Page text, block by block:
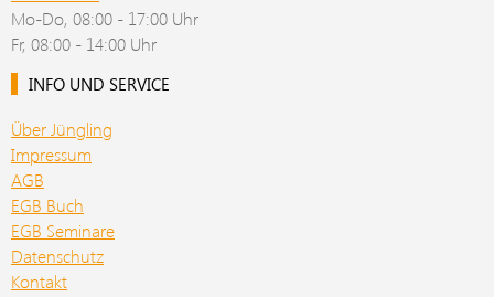
Mo-Do, 08:00 - 17:00 Uhr
Fr, 08:00 - 14:00 Uhr
INFO UND SERVICE
Über Jüngling
Impressum
AGB
EGB Buch
EGB Seminare
Datenschutz
Kontakt